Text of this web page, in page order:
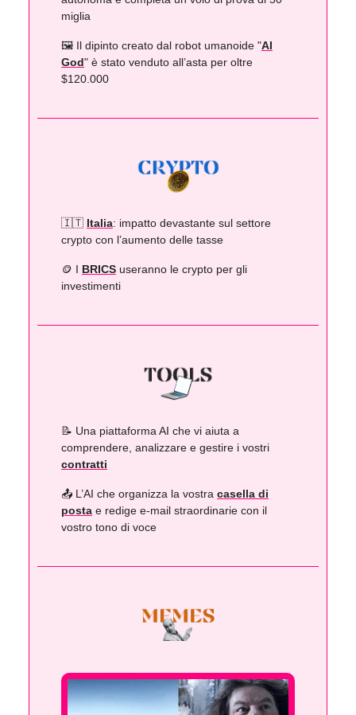
miglia
🖼️ Il dipinto creato dal robot umanoide "AI
God" è stato venduto all’asta per oltre
$120.000
🇮🇹 Italia: impatto devastante sul settore
crypto con l’aumento delle tasse
🪙 I BRICS useranno le crypto per gli
investimenti
📝 Una piattaforma AI che vi aiuta a
comprendere, analizzare e gestire i vostri
contratti
📤️ L’AI che organizza la vostra casella di
posta e redige e-mail straordinarie con il
vostro tono di voce